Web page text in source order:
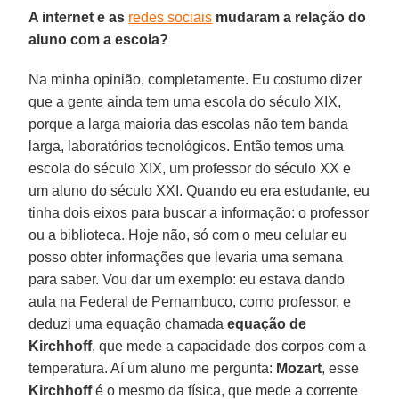
A internet e as redes sociais mudaram a relação do
aluno com a escola?
Na minha opinião, completamente. Eu costumo dizer
que a gente ainda tem uma escola do século XIX,
porque a larga maioria das escolas não tem banda
larga, laboratórios tecnológicos. Então temos uma
escola do século XIX, um professor do século XX e
um aluno do século XXI. Quando eu era estudante, eu
tinha dois eixos para buscar a informação: o professor
ou a biblioteca. Hoje não, só com o meu celular eu
posso obter informações que levaria uma semana
para saber. Vou dar um exemplo: eu estava dando
aula na Federal de Pernambuco, como professor, e
deduzi uma equação chamadaequação de
Kirchhoff, que mede a capacidade dos corpos com a
temperatura. Aí um aluno me pergunta: Mozart, esse
Kirchhoffé o mesmo da física, que mede a corrente